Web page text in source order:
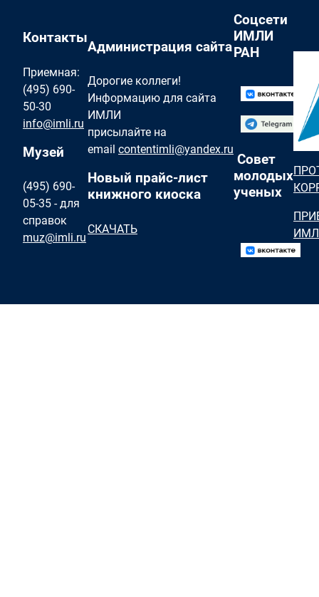
Контакты
Приемная:
(495) 690-
50-30
info@imli.ru
Музей
(495) 690-
05-35 - для
справок
muz@imli.ru
Администрация сайта
Дорогие коллеги!
Информацию для сайта
ИМЛИ
присылайте на
email contentimli@yandex.ru
Новый прайс-лист
книжного киоска
СКАЧАТЬ
Соцсети
ИМЛИ
РАН
Совет
молодых
ученых